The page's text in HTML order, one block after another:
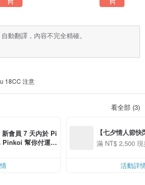
動翻譯，內容不完全精確。
18CC 注意
看全部 (3)
會員 7 天內於 Pi
幫你付運
【七夕情人節
用 APP 購買任
00 現折 NT$100
滿 NT$ 2,500
活動詳